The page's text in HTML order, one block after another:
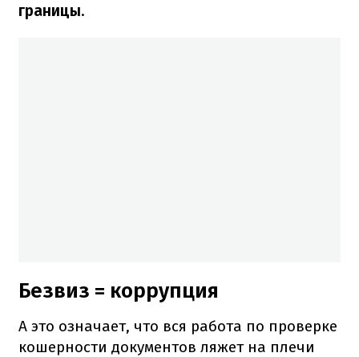
границы.
Безвиз = коррупция
А это означает, что вся работа по проверке
кошерности документов ляжет на плечи